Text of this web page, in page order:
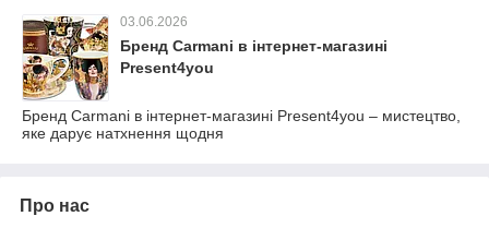
03.06.2026
Бренд Carmani в інтернет-магазині
Present4you
Бренд Carmani в інтернет-магазині Present4you – мистецтво,
яке дарує натхнення щодня
Про нас